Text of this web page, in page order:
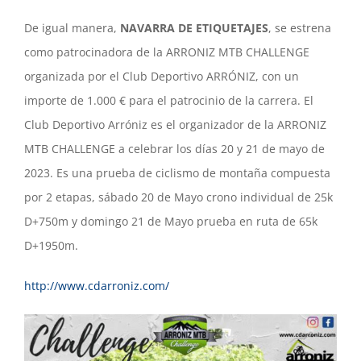
De igual manera, NAVARRA DE ETIQUETAJES, se estrena
como patrocinadora de la ARRONIZ MTB CHALLENGE
organizada por el Club Deportivo ARRÓNIZ, con un
importe de 1.000 € para el patrocinio de la carrera. El
Club Deportivo Arróniz es el organizador de la ARRONIZ
MTB CHALLENGE a celebrar los días 20 y 21 de mayo de
2023. Es una prueba de ciclismo de montaña compuesta
por 2 etapas, sábado 20 de Mayo crono individual de 25k
D+750m y domingo 21 de Mayo prueba en ruta de 65k
D+1950m.
http://www.cdarroniz.com/